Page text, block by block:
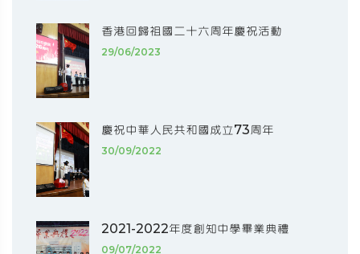
香港回歸祖國二十六周年慶祝活動
29/06/2023
慶祝中華人民共和國成立73周年
30/09/2022
2021-2022年度創知中學畢業典禮
09/07/2022